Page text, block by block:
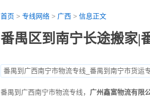
首页 > 专线网络> 广西> 信息正文
番禺区到南宁长途搬家|
番禺到广西南宁市物流专线_番禺到南宁市货运
番禺到广西南宁市物流专线， 广州鑫富物流有限